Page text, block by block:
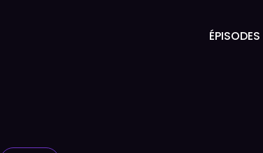
ÉPISODES